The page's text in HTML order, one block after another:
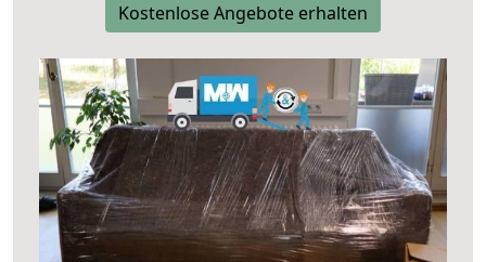
Kostenlose Angebote erhalten